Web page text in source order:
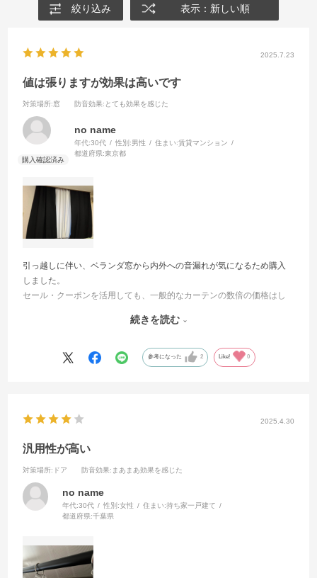
絞り込み 表示：新しい順
2025.7.23
値は張りますが効果は高いです
対策場所:窓 防音効果:とても効果を感じた
no name
年代:30代 性別:男性 住まい:賃貸マンション
都道府県:東京都
引っ越しに伴い、ベランダ窓から内外への音漏れが気になるため購入
しました。
セール・クーポンを活用しても、一般的なカーテンの数倍の価格はし
ただし値段に見合った効果はあり、外からの音を気になることは一切
屋内でTVの音量を最大にし、自分がうるさいと思うほどの状態になっ
たとしても、カーテンを閉めれば屋外ではほぼ聞こえません。エアコ
続きを読む
参考になった 2 Like! 0
2025.4.30
汎用性が高い
対策場所:ドア 防音効果:まあまあ効果を感じた
no name
年代:30代 性別:女性 住まい:持ち家一戸建て
都道府県:千葉県